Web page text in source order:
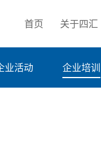
首页 关于四汇
业活动 企业培训